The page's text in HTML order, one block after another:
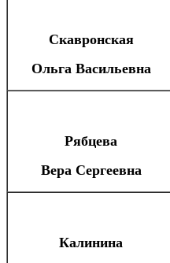
Скавронская
Ольга Васильевна
Рябцева
Вера Сергеевна
Калинина